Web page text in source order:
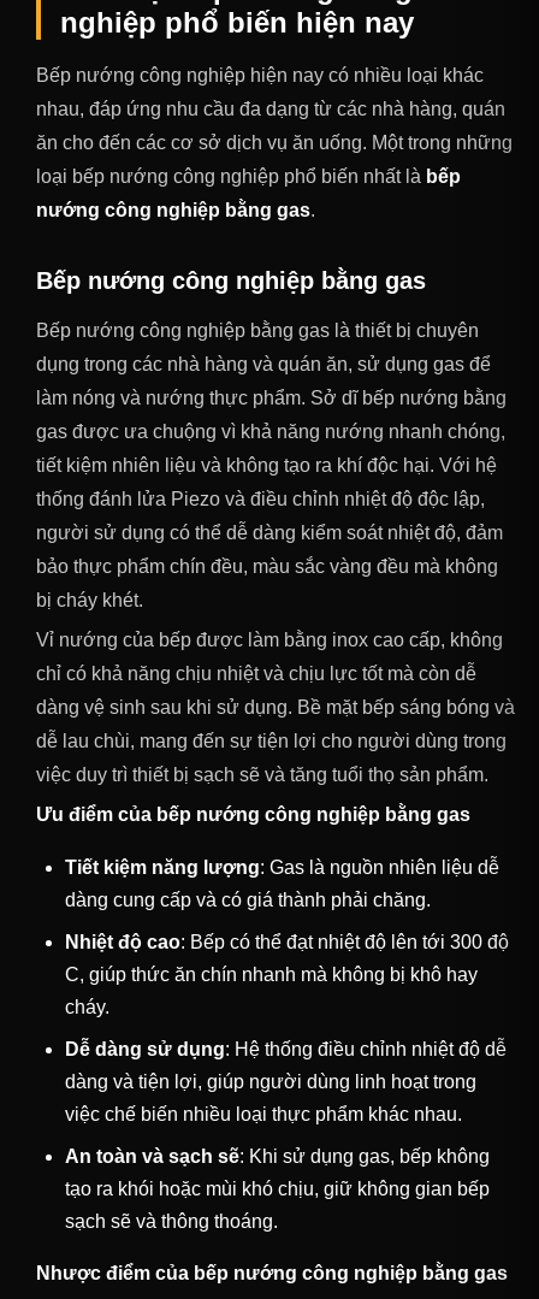
nghiệp phổ biến hiện nay
Bếp nướng công nghiệp hiện nay có nhiều loại khác
nhau, đáp ứng nhu cầu đa dạng từ các nhà hàng, quán
ăn cho đến các cơ sở dịch vụ ăn uống. Một trong những
loại bếp nướng công nghiệp phổ biến nhất là bếp
nướng công nghiệp bằng gas.
Bếp nướng công nghiệp bằng gas
Bếp nướng công nghiệp bằng gas là thiết bị chuyên
dụng trong các nhà hàng và quán ăn, sử dụng gas để
làm nóng và nướng thực phẩm. Sở dĩ bếp nướng bằng
gas được ưa chuộng vì khả năng nướng nhanh chóng,
tiết kiệm nhiên liệu và không tạo ra khí độc hại. Với hệ
thống đánh lửa Piezo và điều chỉnh nhiệt độ độc lập,
người sử dụng có thể dễ dàng kiểm soát nhiệt độ, đảm
bảo thực phẩm chín đều, màu sắc vàng đều mà không
bị cháy khét.
Vỉ nướng của bếp được làm bằng inox cao cấp, không
chỉ có khả năng chịu nhiệt và chịu lực tốt mà còn dễ
dàng vệ sinh sau khi sử dụng. Bề mặt bếp sáng bóng và
dễ lau chùi, mang đến sự tiện lợi cho người dùng trong
việc duy trì thiết bị sạch sẽ và tăng tuổi thọ sản phẩm.
Ưu điểm của bếp nướng công nghiệp bằng gas
Tiết kiệm năng lượng: Gas là nguồn nhiên liệu dễ
dàng cung cấp và có giá thành phải chăng.
Nhiệt độ cao: Bếp có thể đạt nhiệt độ lên tới 300 độ
C, giúp thức ăn chín nhanh mà không bị khô hay
cháy.
Dễ dàng sử dụng: Hệ thống điều chỉnh nhiệt độ dễ
dàng và tiện lợi, giúp người dùng linh hoạt trong
việc chế biến nhiều loại thực phẩm khác nhau.
An toàn và sạch sẽ: Khi sử dụng gas, bếp không
tạo ra khói hoặc mùi khó chịu, giữ không gian bếp
sạch sẽ và thông thoáng.
Nhược điểm của bếp nướng công nghiệp bằng gas